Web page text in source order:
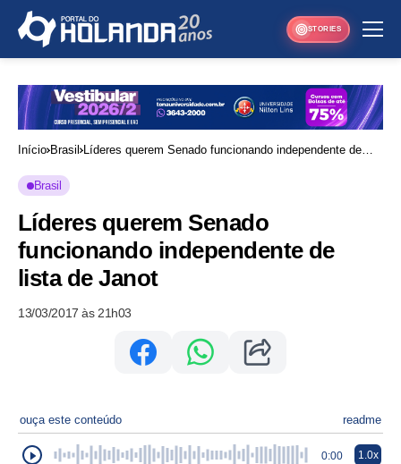
STORIES
Início Brasil
Líderes querem Senado funcionando independente de
Brasil
Líderes querem Senado
funcionando independente de
lista de Janot
13/03/2017 às 21h03
ouça este conteúdo readme
0:00 1.0x